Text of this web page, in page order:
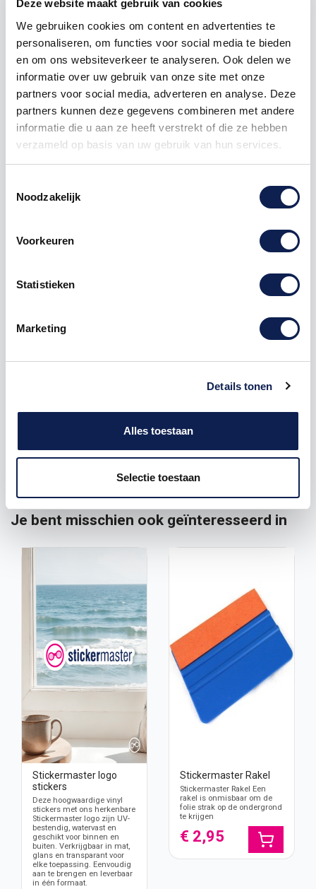
Deze website maakt gebruik van cookies
We gebruiken cookies om content en advertenties te
personaliseren, om functies voor social media te bieden
en om ons websiteverkeer te analyseren. Ook delen we
informatie over uw gebruik van onze site met onze
partners voor social media, adverteren en analyse. Deze
partners kunnen deze gegevens combineren met andere
informatie die u aan ze heeft verstrekt of die ze hebben
verzameld op basis van uw gebruik van hun services.
Noodzakelijk
Voorkeuren
Statistieken
Marketing
Details tonen
Alles toestaan
Selectie toestaan
Frame framestickers
color
bakfiets
Omschrijving
Product details
Bijtjesstickers
full color geprint en uitgesneden
Maak jouw
zijn zeer eenvoudig zelf
Zit jou afbeelding of afmeting er niet tussen? stuur
Je bent misschien ook geïnteresseerd in
Stickermaster logo
stickers
Deze hoogwaardige vinyl
stickers met ons herkenbare
Stickermaster logo zijn UV-
bestendig, watervast en
geschikt voor binnen en
buiten. Verkrijgbaar in mat,
glans en transparant voor
elke toepassing. Eenvoudig
aan te brengen en leverbaar
in één formaat.
Stickermaster Rakel
Stickermaster Rakel Een
rakel is onmisbaar om de
folie strak op de ondergrond
te krijgen
€ 2,95